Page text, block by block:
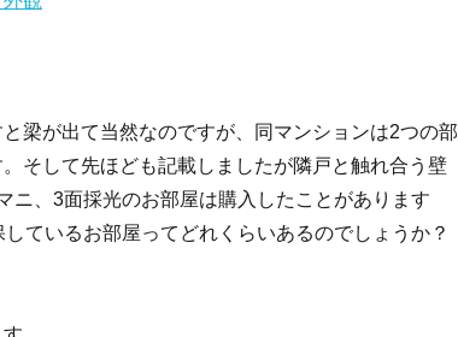
梁が出て当然なのですが、同マンションは2つの部
そして先ほども記載しましたが隣戸と触れ合う壁
ニ、3面採光のお部屋は購入したことがあります
ているお部屋ってどれくらいあるのでしょうか？